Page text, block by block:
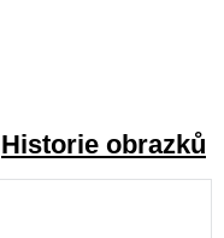
Historie obrazků